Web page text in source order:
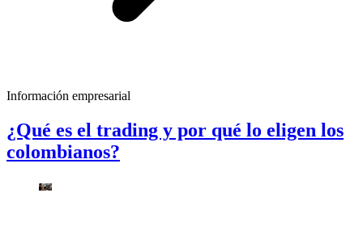
Información empresarial
¿Qué es el trading y por qué lo eligen los
colombianos?